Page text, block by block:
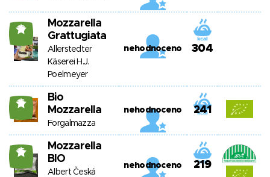
18
Mozzarella
Grattugiata
Allerstedter
Käserei H.J.
Poelmeyer
nehodnoceno 304
16
Bio
Mozzarella
Forgalmazza
nehodnoceno 241
16
Mozzarella
BIO
Albert Česká
nehodnoceno 219